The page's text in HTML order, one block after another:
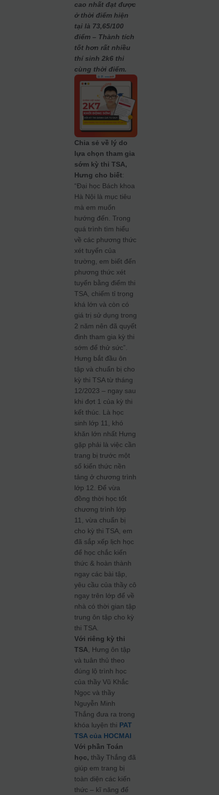
cao nhất đạt được
ở thời điểm hiện
tại là 73,65/100
điểm – Thành tích
tốt hơn rất nhiều
thí sinh 2k6 thi
cùng thời điểm.
Chia sẻ về lý do
lựa chọn tham gia
sớm kỳ thi TSA,
Hưng cho biết:
“Đại học Bách khoa
Hà Nội là mục tiêu
mà em muốn
hướng đến. Trong
quá trình tìm hiểu
về các phương thức
xét tuyển của
trường, em biết đến
phương thức xét
tuyển bằng điểm thi
TSA, chiếm tỉ trọng
khá lớn và còn có
giá trị sử dụng trong
2 năm nên đã quyết
định tham gia kỳ thi
sớm để thử sức”.
Hưng bắt đầu ôn
tập và chuẩn bị cho
kỳ thi TSA từ tháng
12/2023 – ngay sau
khi đợt 1 của kỳ thi
kết thúc. Là học
sinh lớp 11, khó
khăn lớn nhất Hưng
gặp phải là việc cần
trang bị trước một
số kiến thức nền
tảng ở chương trình
lớp 12. Để vừa
đồng thời học tốt
chương trình lớp
11, vừa chuẩn bị
cho kỳ thi TSA, em
đã sắp xếp lịch học
để học chắc kiến
thức & hoàn thành
ngay các bài tập,
yêu cầu của thầy cô
ngay trên lớp để về
nhà có thời gian tập
trung ôn tập cho kỳ
thi TSA.
Với riêng kỳ thi
TSA, Hưng ôn tập
và tuân thủ theo
đúng lộ trình học
của thầy Vũ Khắc
Ngọc và thầy
Nguyễn Minh
Thắng đưa ra trong
khóa luyện thi PAT
TSA của HOCMAI
Với phần Toán
học, thầy Thắng đã
giúp em trang bị
toàn diện các kiến
thức – kĩ năng để